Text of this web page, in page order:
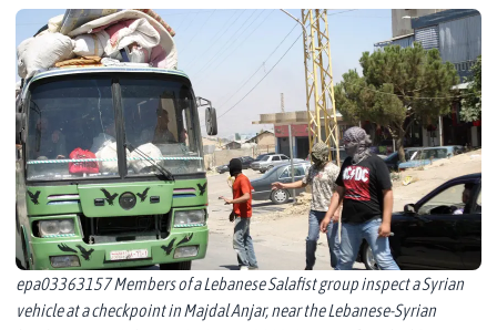
epa03363157 Members of a Lebanese Salafist group inspect a Syrian
vehicle at a checkpoint in Majdal Anjar, near the Lebanese-Syrian